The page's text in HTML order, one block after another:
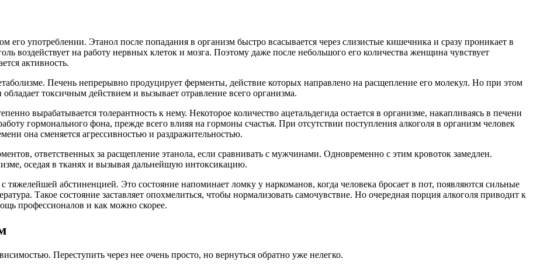
его употреблении. Этанол после попадания в организм быстро всасывается через слизистые кишечника и сразу проникает в
воздействует на работу нервных клеток и мозга. Поэтому даже после небольшого его количества женщина чувствует
активность.
Печень непрерывно продуцирует ферменты, действие которых направлено на расщепление его молекул. Но при этом
токсичным действием и вызывает отравление всего организма.
вырабатывается толерантность к нему. Некоторое количество ацетальдегида остается в организме, накапливаясь в печени
гормонального фона, прежде всего влияя на гормоны счастья. При отсутствии поступления алкоголя в организм человек
она сменяется агрессивностью и раздражительностью.
ответственных за расщепление этанола, если сравнивать с мужчинами. Одновременно с этим кровоток замедлен.
оседая в тканях и вызывая дальнейшую интоксикацию.
абстиненцией. Это состояние напоминает ломку у наркоманов, когда человека бросает в пот, появляются сильные
Такое состояние заставляет опохмелиться, чтобы нормализовать самочувствие. Но очередная порция алкоголя приводит к
профессионалов и как можно скорее.
Переступить через нее очень просто, но вернуться обратно уже нелегко.